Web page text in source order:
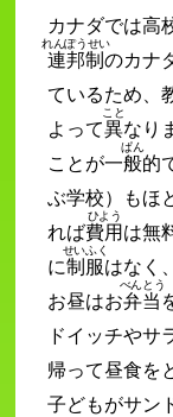
カナダでは高
連邦制
れんぽうせい
のカナ
ているため、
よって異
こと
なり
ことが一般
ぱん
的
ぶ学校）もほ
れば費用
ひよう
は無
に制服
せいふく
はなく、
お昼はお弁当
べんとう
ドイッチやサ
帰って昼食を
子どもがサン